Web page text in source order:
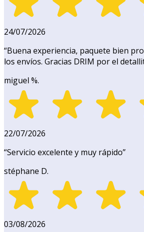
24/07/2026
“Buena experiencia, paquete bien
los envíos. Gracias DRIM por el
miguel %.
22/07/2026
“Servicio excelente y muy rápido”
stéphane D.
03/08/2026